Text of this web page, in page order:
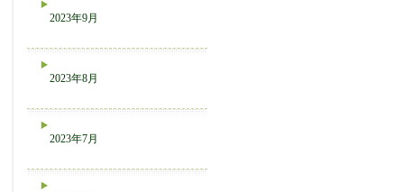
2023年9月
2023年8月
2023年7月